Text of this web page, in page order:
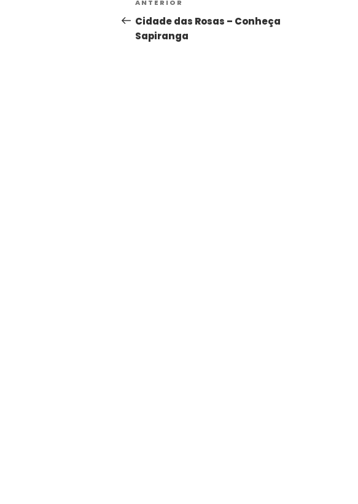
ANTERIOR
Cidade das Rosas – Conheça
Sapiranga